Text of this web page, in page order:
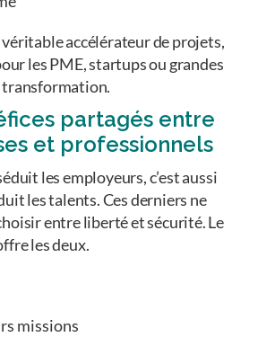
véritable accélérateur de projets,
les PME, startups ou grandes
partagés entre
et professionnels
les employeurs, c’est aussi
les talents. Ces derniers ne
entre liberté et sécurité. Le
les deux.
missions